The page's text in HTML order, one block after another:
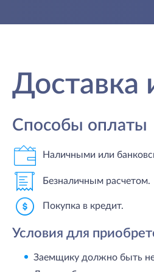
Доставка
Способы оплаты
Наличными или
Безналичным расчетом.
Покупка в кредит.
Условия для
Заемщику должно быть